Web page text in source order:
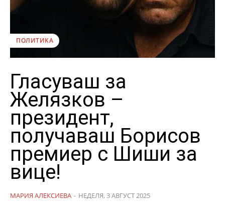
ПОЛИТИКА
Гласуваш за
Желязков –
президент,
получаваш Борисов
премиер с Шиши за
вице!
МАРИЯ АЛЕКСИЕВА - НЕДЕЛЯ, 3 АВГУСТ 2025